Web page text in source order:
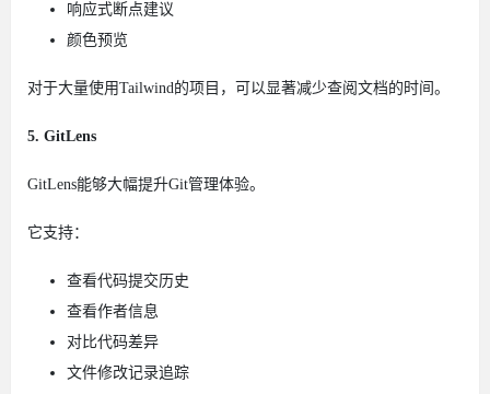
响应式断点建议
颜色预览
对于大量使用Tailwind的项目，可以显著减少查阅文档的时间。
5. GitLens
GitLens能够大幅提升Git管理体验。
它支持：
查看代码提交历史
查看作者信息
对比代码差异
文件修改记录追踪